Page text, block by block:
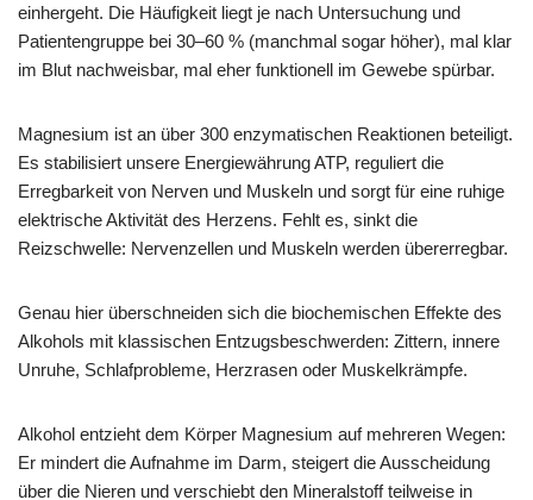
einhergeht. Die Häufigkeit liegt je nach Untersuchung und
Patientengruppe bei 30–60 % (manchmal sogar höher), mal klar
im Blut nachweisbar, mal eher funktionell im Gewebe spürbar.
Magnesium ist an über 300 enzymatischen Reaktionen beteiligt.
Es stabilisiert unsere Energiewährung ATP, reguliert die
Erregbarkeit von Nerven und Muskeln und sorgt für eine ruhige
elektrische Aktivität des Herzens. Fehlt es, sinkt die
Reizschwelle: Nervenzellen und Muskeln werden übererregbar.
Genau hier überschneiden sich die biochemischen Effekte des
Alkohols mit klassischen Entzugsbeschwerden: Zittern, innere
Unruhe, Schlafprobleme, Herzrasen oder Muskelkrämpfe.
Alkohol entzieht dem Körper Magnesium auf mehreren Wegen:
Er mindert die Aufnahme im Darm, steigert die Ausscheidung
über die Nieren und verschiebt den Mineralstoff teilweise in